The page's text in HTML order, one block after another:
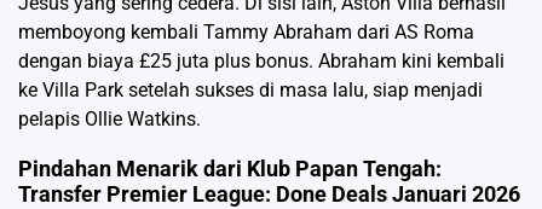
memboyong kembali Tammy Abraham dari AS Roma
dengan biaya £25 juta plus bonus. Abraham kini kembali
ke Villa Park setelah sukses di masa lalu, siap menjadi
pelapis Ollie Watkins.
Pindahan Menarik dari Klub Papan Tengah:
Transfer Premier League: Done Deals Januari 2026